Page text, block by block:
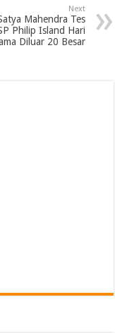
Next
Mahendra Tes
Philip Island Hari
Diluar 20 Besar